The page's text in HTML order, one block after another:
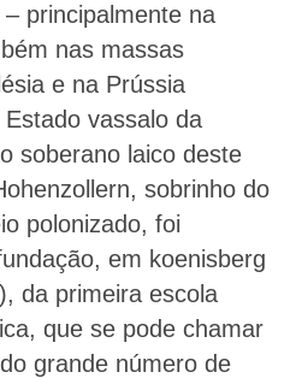
principalmente na
nas massas
e na Prússia
vassalo da
soberano laico deste
sobrinho do
polonizado, foi
em koenisberg
da primeira escola
que se pode chamar
grande número de